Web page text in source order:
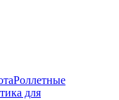
Роллетные
для